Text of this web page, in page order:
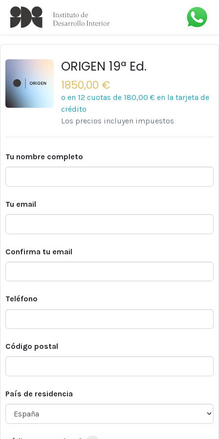
ORIGEN 19ª Ed.
1850,00 €
o en 12 cuotas de 180,00 € en la tarjeta de
crédito
Los precios incluyen impuestos
Tu nombre completo
Tu email
Confirma tu email
Teléfono
Código postal
País de residencia